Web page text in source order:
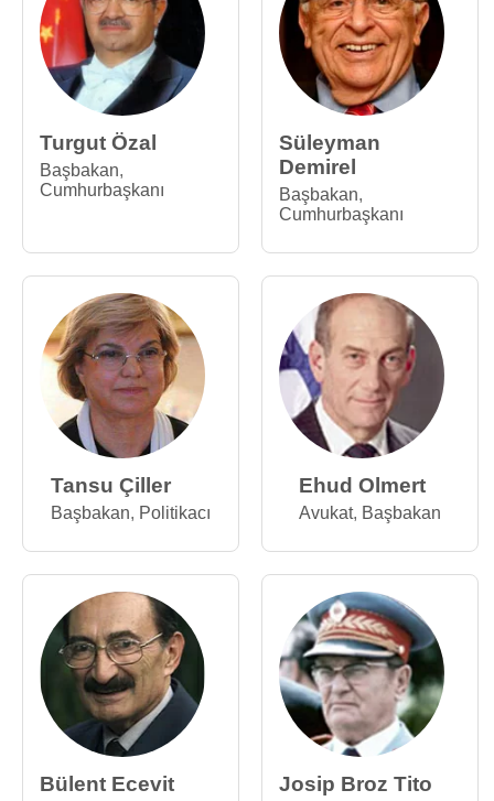
Turgut Özal
Başbakan,
Cumhurbaşkanı
Süleyman
Demirel
Başbakan,
Cumhurbaşkanı
Tansu Çiller
Başbakan, Politikacı
Ehud Olmert
Avukat, Başbakan
Bülent Ecevit Josip Broz Tito